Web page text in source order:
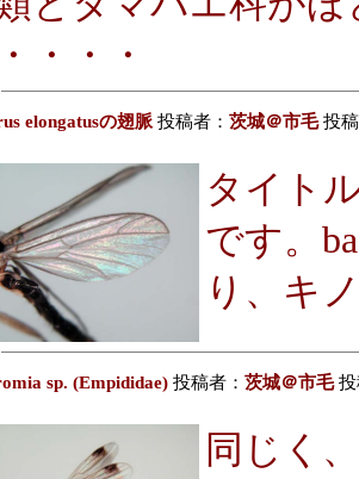
・・・
elongatusの翅脈投稿者： 茨城＠市毛投稿
タイト
です。
り、キ
sp. (Empididae)投稿者： 茨城＠市毛投
同じく